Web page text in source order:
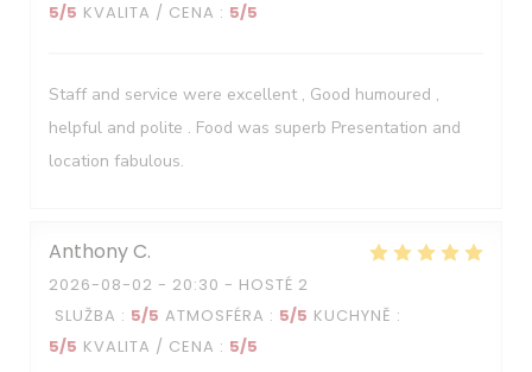
5/5 KVALITA / CENA : 5/5
Staff and service were excellent , Good humoured ,
helpful and polite . Food was superb Presentation and
location fabulous.
AnthonyC
2026-08-02 - 20:30 - HOSTÉ 2
SLUŽBA : 5/5 ATMOSFÉRA : 5/5 KUCHYNĚ :
5/5 KVALITA / CENA : 5/5
Le Neptune